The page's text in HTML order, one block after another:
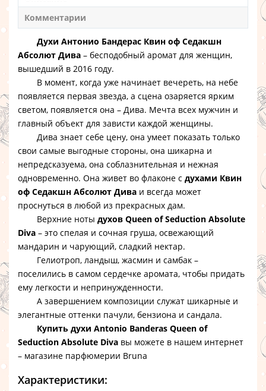
Комментарии
Духи Антонио Бандерас Квин оф Седакшн
Абсолют Дива – бесподобный аромат для женщин,
вышедший в 2016 году.
В момент, когда уже начинает вечереть, на небе
появляется первая звезда, а сцена озаряется ярким
светом, появляется она – Дива. Мечта всех мужчин и
главный объект для зависти каждой женщины.
Дива знает себе цену, она умеет показать только
свои самые выгодные стороны, она шикарна и
непредсказуема, она соблазнительная и нежная
одновременно. Она живет во флаконе с духами Квин
оф Седакшн Абсолют Дива и всегда может
проснуться в любой из прекрасных дам.
Верхние ноты духов Queen of Seduction Absolute
Diva – это спелая и сочная груша, освежающий
мандарин и чарующий, сладкий нектар.
Гелиотроп, ландыш, жасмин и самбак –
поселились в самом сердечке аромата, чтобы придать
ему легкости и непринужденности.
А завершением композиции служат шикарные и
элегантные оттенки пачули, бензиона и сандала.
Купить духи Antonio Banderas Queen of
Seduction Absolute Diva вы можете в нашем интернет
– магазине парфюмерии Bruna
Характеристики: